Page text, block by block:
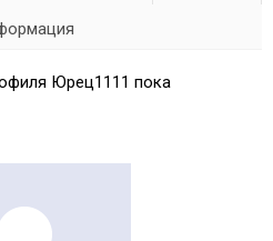
Юрец1111 пока